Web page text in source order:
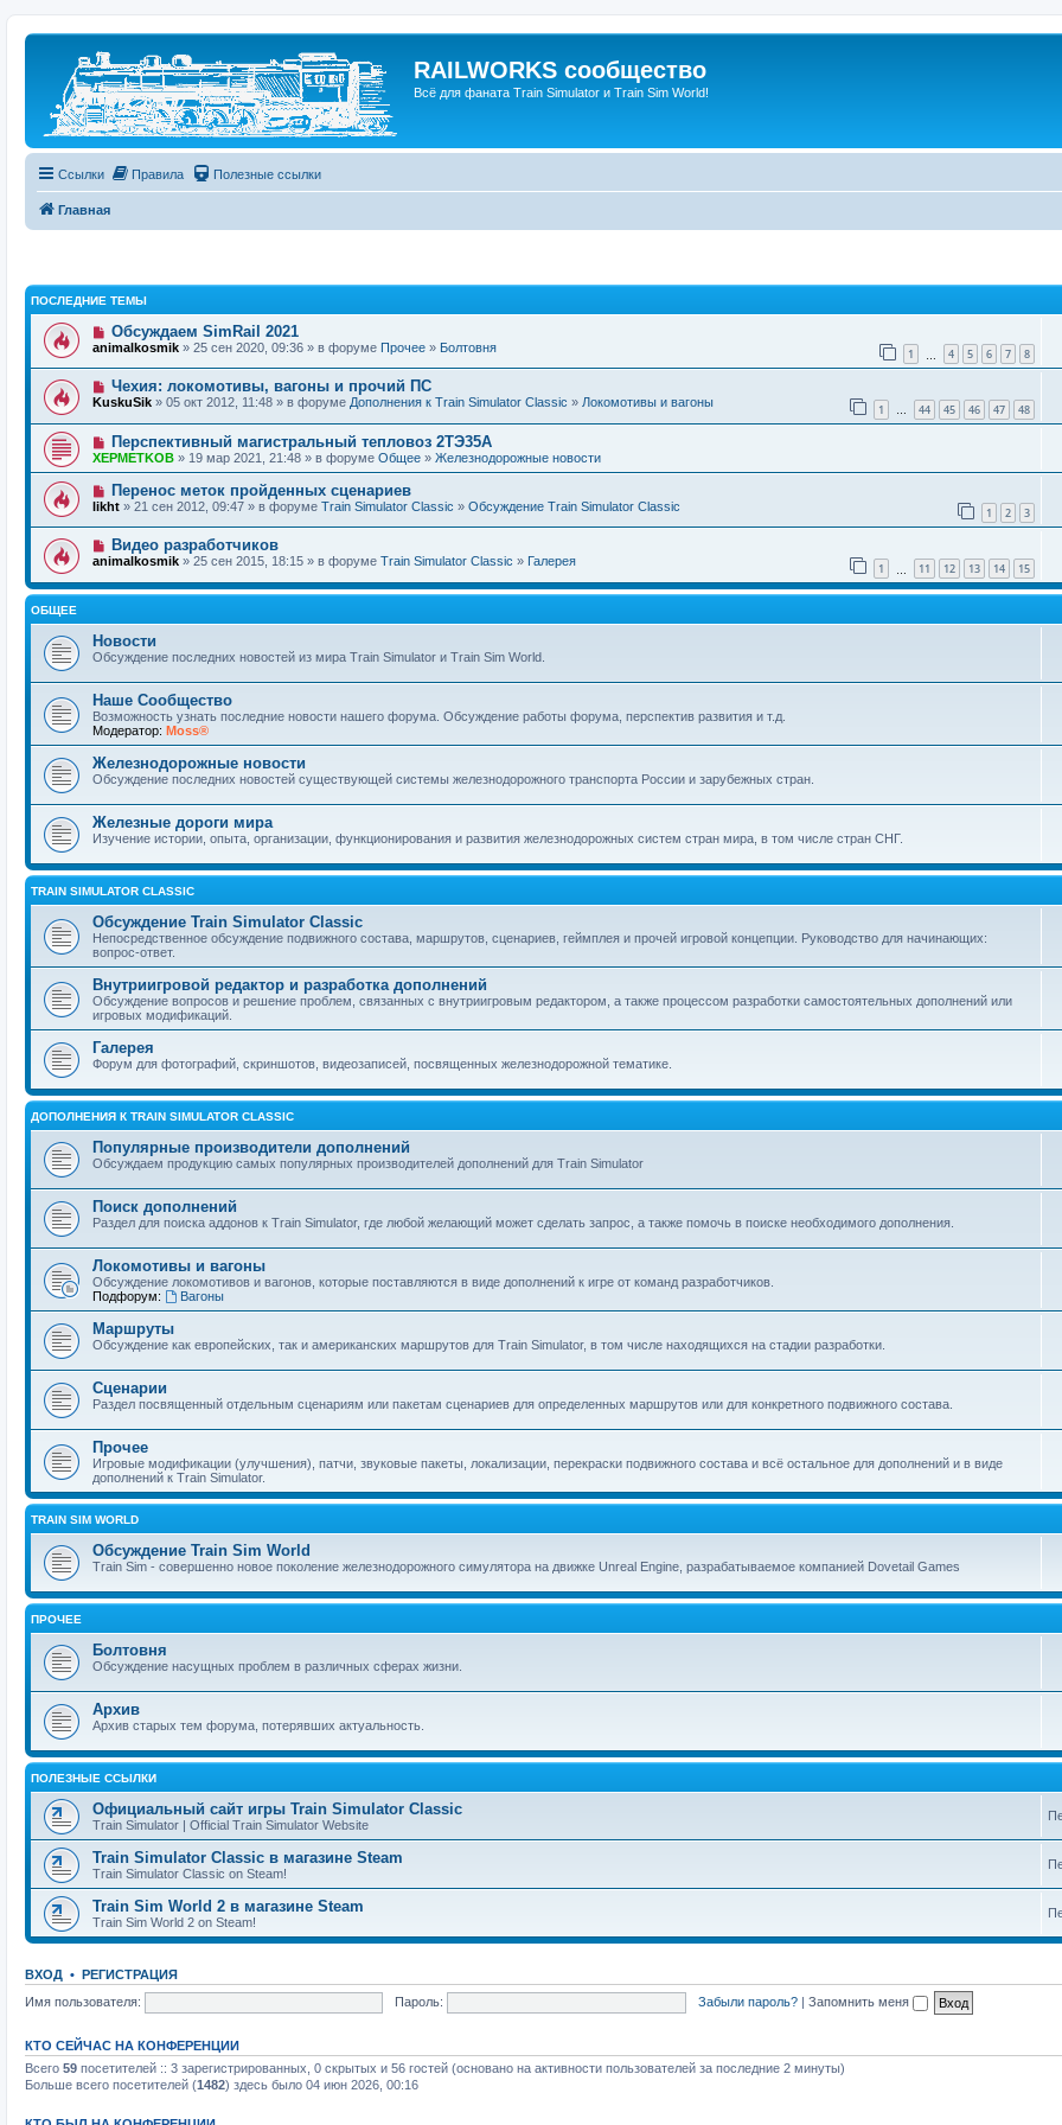
RAILWORKS сообщество
Всё для фаната Train Simulator и Train Sim World!
Ссылки Правила Полезные ссылки
Главная
ПОСЛЕДНИЕ ТЕМЫ
Обсуждаем SimRail 2021
1 4 5 6 7 8
animalkosmik » 25 сен 2020, 09:36 » в форуме Прочее » Болтовня
Чехия: локомотивы, вагоны и прочий ПС
1 … 44 45 46 47 48
KuskuSik » 05 окт 2012, 11:48 » в форуме Дополнения к Train Simulator Classic » Локомотивы и вагоны
Перспективный магистральный тепловоз 2ТЭ35А
XEPMETKOB » 19 мар 2021, 21:48 » в форуме Общее » Железнодорожные новости
Перенос меток пройденных сценариев
1 2 3
likht » 21 сен 2012, 09:47 » в форуме Train Simulator Classic » Обсуждение Train Simulator Classic
Видео разработчиков
1 11 12 13 14 15
animalkosmik » 25 сен 2015, 18:15 » в форуме Train Simulator Classic » Галерея
ОБЩЕЕ
Новости
Обсуждение последних новостей из мира Train Simulator и Train Sim World.
Наше Сообщество
Возможность узнать последние новости нашего форума. Обсуждение работы форума, перспектив развития и т.д.
Модератор: Moss®
Железнодорожные новости
Обсуждение последних новостей существующей системы железнодорожного транспорта России и зарубежных стран.
Железные дороги мира
Изучение истории, опыта, организации, функционирования и развития железнодорожных систем стран мира, в том числе стран СНГ.
TRAIN SIMULATOR CLASSIC
Обсуждение Train Simulator Classic
Непосредственное обсуждение подвижного состава, маршрутов, сценариев, геймплея и прочей игровой концепции. Руководство для начинающих:
вопрос-ответ.
Внутриигровой редактор и разработка дополнений
Обсуждение вопросов и решение проблем, связанных с внутриигровым редактором, а также процессом разработки самостоятельных дополнений или
игровых модификаций.
Галерея
Форум для фотографий, скриншотов, видеозаписей, посвященных железнодорожной тематике.
ДОПОЛНЕНИЯ К TRAIN SIMULATOR CLASSIC
Популярные производители дополнений
Обсуждаем продукцию самых популярных производителей дополнений для Train Simulator
Поиск дополнений
Раздел для поиска аддонов к Train Simulator, где любой желающий может сделать запрос, а также помочь в поиске необходимого дополнения.
Локомотивы и вагоны
Обсуждение локомотивов и вагонов, которые поставляются в виде дополнений к игре от команд разработчиков.
Подфорум:
Вагоны
Маршруты
Обсуждение как европейских, так и американских маршрутов для Train Simulator, в том числе находящихся на стадии разработки.
Сценарии
Раздел посвященный отдельным сценариям или пакетам сценариев для определенных маршрутов или для конкретного подвижного состава.
Прочее
Игровые модификации (улучшения), патчи, звуковые пакеты, локализации, перекраски подвижного состава и всё остальное для дополнений и в виде
дополнений к Train Simulator.
TRAIN SIM WORLD
Обсуждение Train Sim World
Train Sim - совершенно новое поколение железнодорожного симулятора на движке Unreal Engine, разрабатываемое компанией Dovetail Games
ПРОЧЕЕ
Болтовня
Обсуждение насущных проблем в различных сферах жизни.
Архив
Архив старых тем форума, потерявших актуальность.
ПОЛЕЗНЫЕ ССЫЛКИ
Официальный сайт игры Train Simulator Classic
Train Simulator | Official Train Simulator Website
Train Simulator Classic в магазине Steam
Train Simulator Classic on Steam!
Train Sim World 2 в магазине Steam
Train Sim World 2 on Steam!
ВХОД • РЕГИСТРАЦИЯ
Имя пользователя:
Пароль: Забыли пароль? | Запомнить меня
КТО СЕЙЧАС НА КОНФЕРЕНЦИИ
Всего 59 посетителей :: 3 зарегистрированных, 0 скрытых и 56 гостей (основано на активности пользователей за последние 2 минуты)
Больше всего посетителей (1482) здесь было 04 июн 2026, 00:16